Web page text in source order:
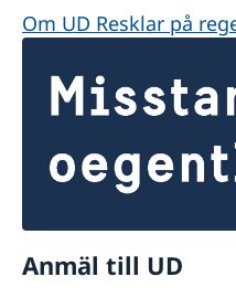
Om UD Resklar på
Anmäl till UD